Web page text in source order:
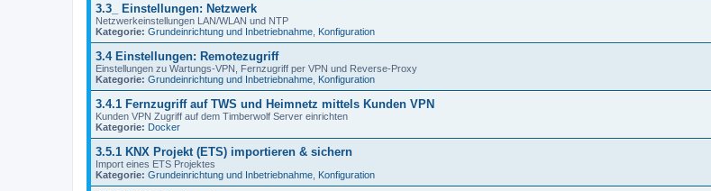
3.3_ Einstellungen: Netzwerk
Netzwerkeinstellungen LAN/WLAN und NTP
Kategorie: Grundeinrichtung und Inbetriebnahme Konfiguration
3.4 Einstellungen: Remotezugriff
Einstellungen zu Wartungs-VPN, Fernzugriff per VPN und Reverse-Proxy
Kategorie: Grundeinrichtung und Inbetriebnahme Konfiguration
3.4.1 Fernzugriff auf TWS und Heimnetz mittels Kunden VPN
Kunden VPN Zugriff auf dem Timberwolf Server einrichten
Kategorie: Docker
3.5.1 KNX Projekt (ETS) importieren & sichern
Import eines ETS Projektes
Kategorie: Grundeinrichtung und Inbetriebnahme Konfiguration